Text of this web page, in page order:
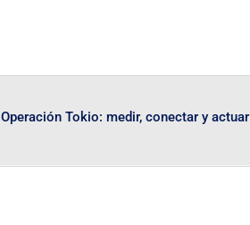
Operación Tokio: medir, conectar y actuar